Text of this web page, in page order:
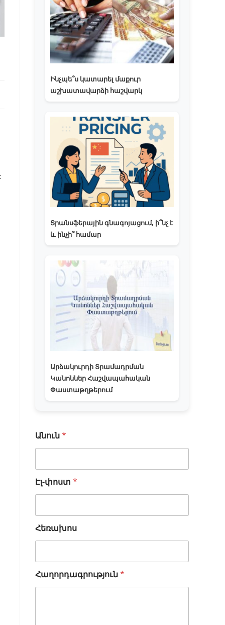
Ինչպե՞ս կատարել մաքուր
աշխատավարձի հաշվարկ
Տրանսֆերային գնագոյացում, ի՞նչ է
և ինչի՞ համար
Արձակուրդի Տրամադրման
Կանոններ Հաշվապահական
Փաստաթղթերում
Անուն*
Էլ-փոստ *
Հեռախոս
Ա
Հաղորդագրություն*